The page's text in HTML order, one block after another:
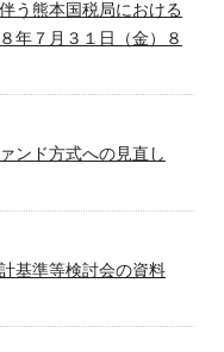
う熊本国税局における
年７月３１日（金）８
ンド方式への見直し
基準等検討会の資料